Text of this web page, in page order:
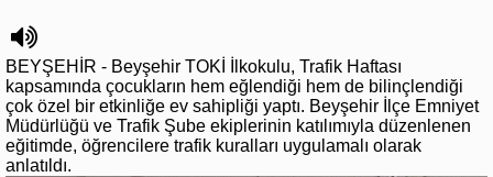
BEYŞEHİR - Beyşehir TOKİ İlkokulu, Trafik Haftası
kapsamında çocukların hem eğlendiği hem de bilinçlendiği
çok özel bir etkinliğe ev sahipliği yaptı. Beyşehir İlçe Emniyet
Müdürlüğü ve Trafik Şube ekiplerinin katılımıyla düzenlenen
eğitimde, öğrencilere trafik kuralları uygulamalı olarak
anlatıldı.